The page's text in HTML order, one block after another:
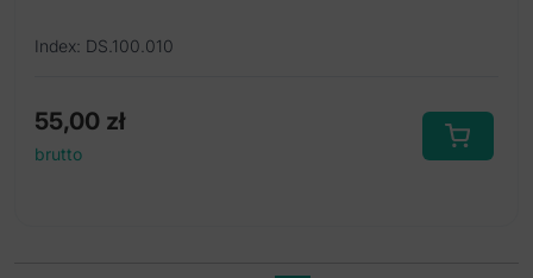
Index: DS.100.010
55,00 zł
brutto